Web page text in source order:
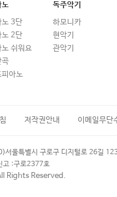
노
노 3단
노 2단
노 쉬워요
곡
피아노
독주악기
하모니카
현악기
관악기
저작권안내 이메일무단
서울특별시 구로구 디지털로 26길
고 :구로2377호
Rights Reserved.